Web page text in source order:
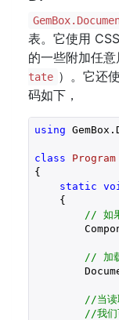
表。它使用
的一些附加任
tate ）。它还
码如下，
using
class
Program
{
static
{
// 如果
// 加
//当读
//我们